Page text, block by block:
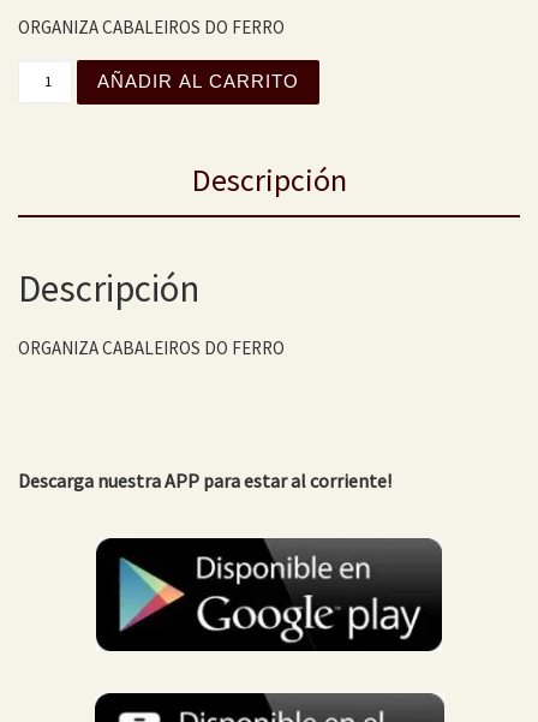
ORGANIZA CABALEIROS DO FERRO
16 REUNION MOTERA CABALEIROS DO FERRO cantidad
AÑADIR AL CARRITO
Descripción
Descripción
ORGANIZA CABALEIROS DO FERRO
Descarga nuestra APP para estar al corriente!